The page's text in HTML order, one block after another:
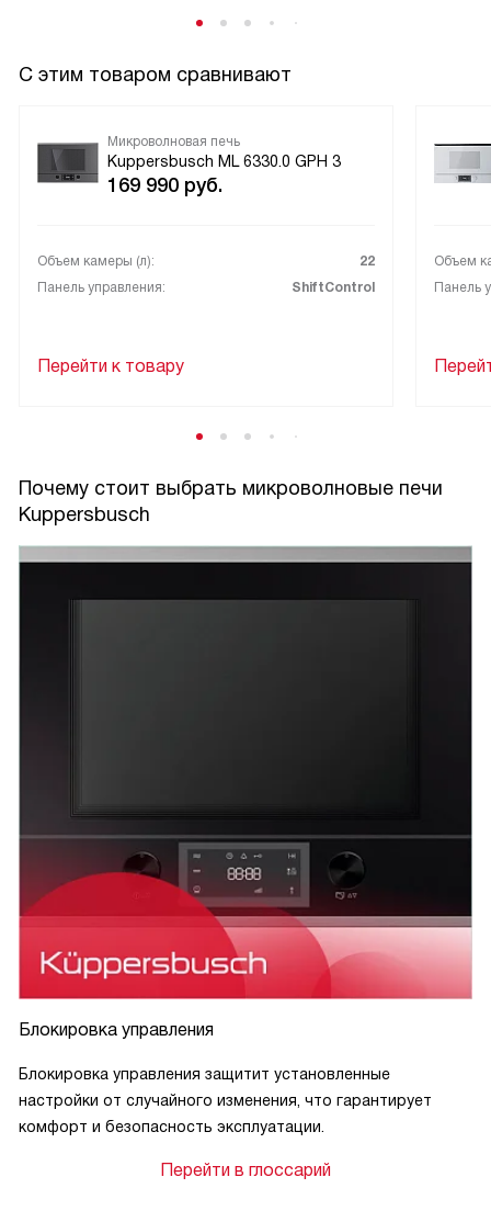
С этим товаром сравнивают
Микроволновая печь
Kuppersbusch ML 6330.0 GPH 3
169 990 руб.
Объем камеры (л):
22
Панель управления:
ShiftControl
Перейти к товару
Объем
Панель
Почему стоит выбрать микроволновые печи
Kuppersbusch
Блокировка управления
Блокировка управления защитит установленные
настройки от случайного изменения, что гарантирует
комфорт и безопасность эксплуатации.
Перейти в глоссарий